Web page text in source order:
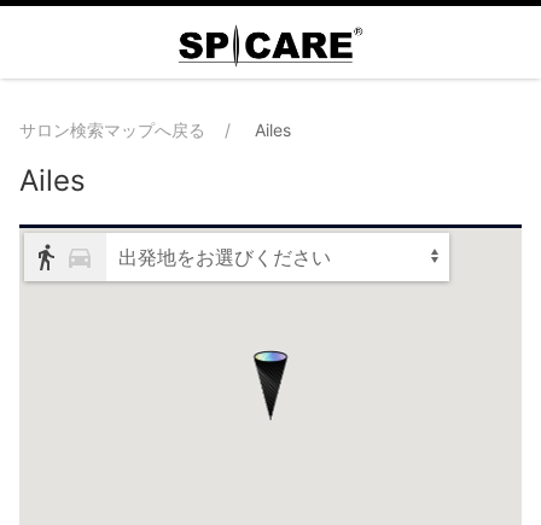
サロン検索マップへ戻る Ailes
Ailes
出発地をお選びください